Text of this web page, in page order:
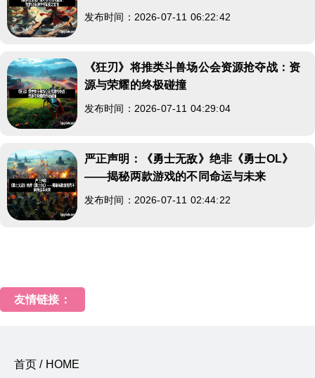
发布时间：2026-07-11 06:22:42
《狂刃》将推类斗兽场公会资源抢夺战：资
源与荣耀的终极碰撞
发布时间：2026-07-11 04:29:04
严正声明：《勇士无敌》绝非《勇士OL》
——揭秘两款游戏的不同命运与未来
发布时间：2026-07-11 02:44:22
友情链接：
首页 / HOME